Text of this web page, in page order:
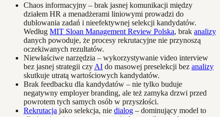
Chaos informacyjny – brak jasnej komunikacji między
działem HR a menadżerami liniowymi prowadzi do
dublowania zadań i nieefektywnej selekcji kandydatów.
Według MIT Sloan Management Review Polska, brak analizy
danych powoduje, że procesy rekrutacyjne nie przynoszą
oczekiwanych rezultatów.
Niewłaściwe narzędzia – wykorzystywanie video interview
bez jasnej strategii czy AI do masowej preselekcji bez analizy
skutkuje utratą wartościowych kandydatów.
Brak feedbacku dla kandydatów – nie tylko buduje
negatywny employer branding, ale też zamyka drzwi przed
powrotem tych samych osób w przyszłości.
Rekrutacja jako selekcja, nie dialog – dominujący model to